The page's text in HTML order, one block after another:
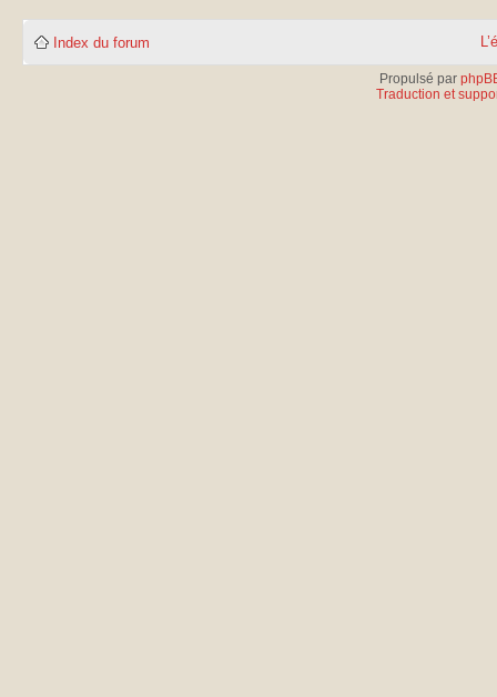
Index du forum
Propulsé par
Traduction et